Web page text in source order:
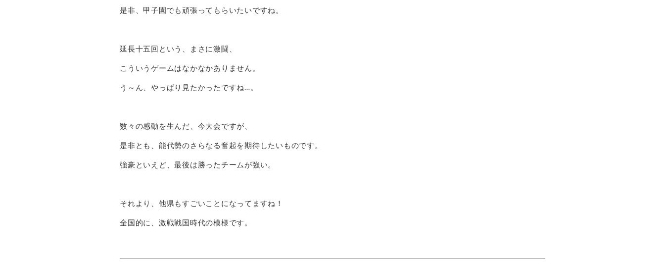
是非、甲子園でも頑張ってもらいたいですね。
延長十五回という、まさに激闘、
こういうゲームはなかなかありません。
う～ん、やっぱり見たかったですね…。
数々の感動を生んだ、今大会ですが、
是非とも、能代勢のさらなる奮起を期待したいものです。
強豪といえど、最後は勝ったチームが強い。
それより、他県もすごいことになってますね！
全国的に、激戦戦国時代の模様です。